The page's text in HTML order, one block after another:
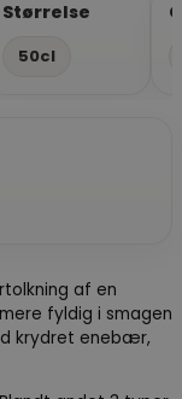
Størrelse
50cl
af en
fyldig i smagen
krydret enebær,